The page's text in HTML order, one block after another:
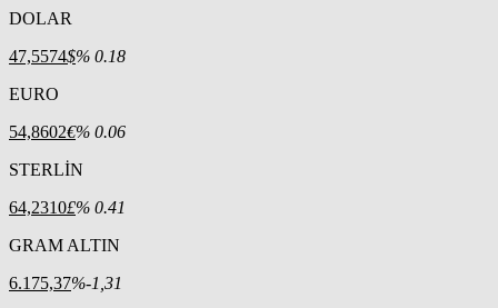
DOLAR
47,5574$% 0.18
EURO
54,8602€% 0.06
STERLİN
64,2310£% 0.41
GRAM ALTIN
6.175,37%-1,31